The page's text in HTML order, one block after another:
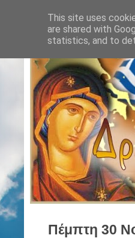
Πέμπτη 30
This site uses
are shared with
statistics, and to